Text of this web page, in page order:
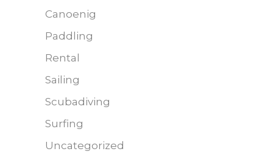
Canoenig
Paddling
Rental
Sailing
Scubadiving
Surfing
Uncategorized